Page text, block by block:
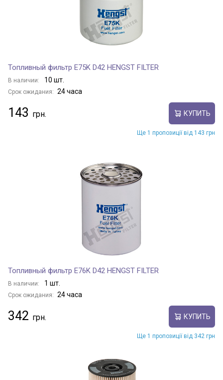
Топливный фильтр E75K D42 HENGST FILTER
В наличии: 10 шт.
Срок ожидания: 24 часа
143 КУПИТЬ
Ще 1 пропозиції від 143 грн
Топливный фильтр E76K D42 HENGST FILTER
В наличии: 1 шт.
Срок ожидания: 24 часа
342 КУПИТЬ
Ще 1 пропозиції від 342 грн